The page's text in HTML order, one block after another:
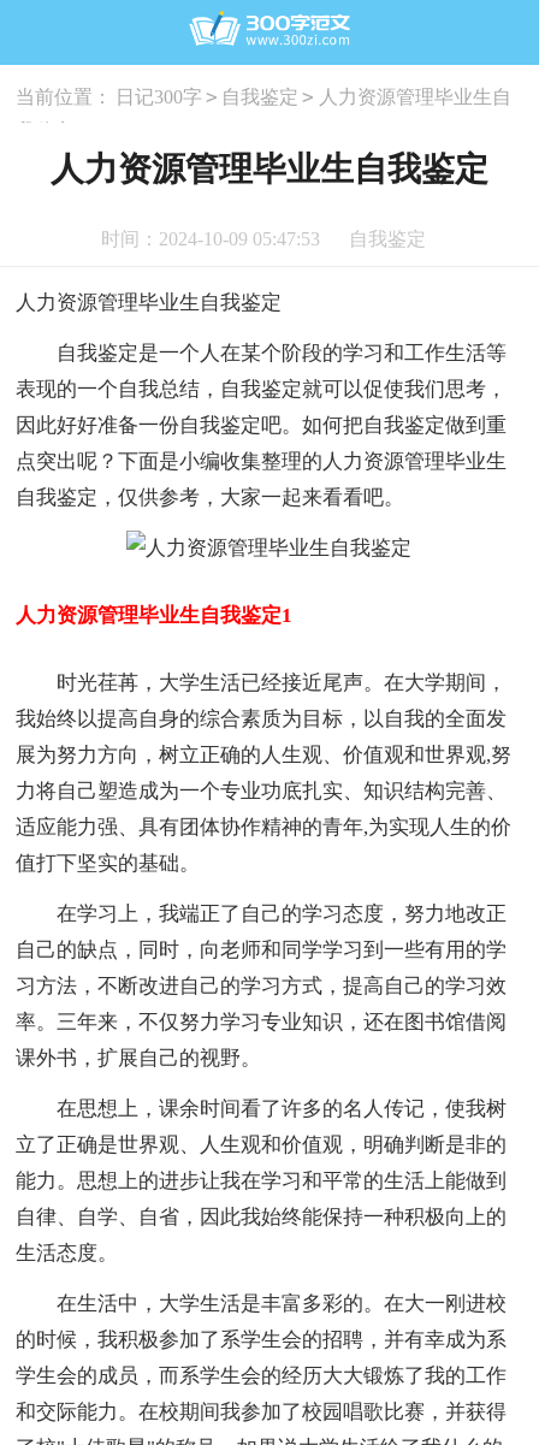
当前位置： 日记300字 > 自我鉴定 > 人力资源管理毕业生自
人力资源管理毕业生自我鉴定
时间：2024-10-09 05:47:53 自我鉴定
人力资源管理毕业生自我鉴定
自我鉴定是一个人在某个阶段的学习和工作生活等
表现的一个自我总结，自我鉴定就可以促使我们思考，
因此好好准备一份自我鉴定吧。如何把自我鉴定做到重
点突出呢？下面是小编收集整理的人力资源管理毕业生
自我鉴定，仅供参考，大家一起来看看吧。
人力资源管理毕业生自我鉴定1
时光荏苒，大学生活已经接近尾声。在大学期间，
我始终以提高自身的综合素质为目标，以自我的全面发
展为努力方向，树立正确的人生观、价值观和世界观,努
力将自己塑造成为一个专业功底扎实、知识结构完善、
适应能力强、具有团体协作精神的青年,为实现人生的价
值打下坚实的基础。
在学习上，我端正了自己的学习态度，努力地改正
自己的缺点，同时，向老师和同学学习到一些有用的学
习方法，不断改进自己的学习方式，提高自己的学习效
率。三年来，不仅努力学习专业知识，还在图书馆借阅
课外书，扩展自己的视野。
在思想上，课余时间看了许多的名人传记，使我树
立了正确是世界观、人生观和价值观，明确判断是非的
能力。思想上的进步让我在学习和平常的生活上能做到
自律、自学、自省，因此我始终能保持一种积极向上的
生活态度。
在生活中，大学生活是丰富多彩的。在大一刚进校
的时候，我积极参加了系学生会的招聘，并有幸成为系
学生会的成员，而系学生会的经历大大锻炼了我的工作
和交际能力。在校期间我参加了校园唱歌比赛，并获得